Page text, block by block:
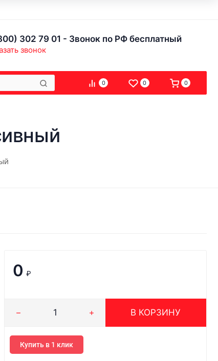
302 79 01 - Звонок по РФ бесплатный
звонок
0 0 0
0 ₽
В КОРЗИНУ
Купить в 1 клик